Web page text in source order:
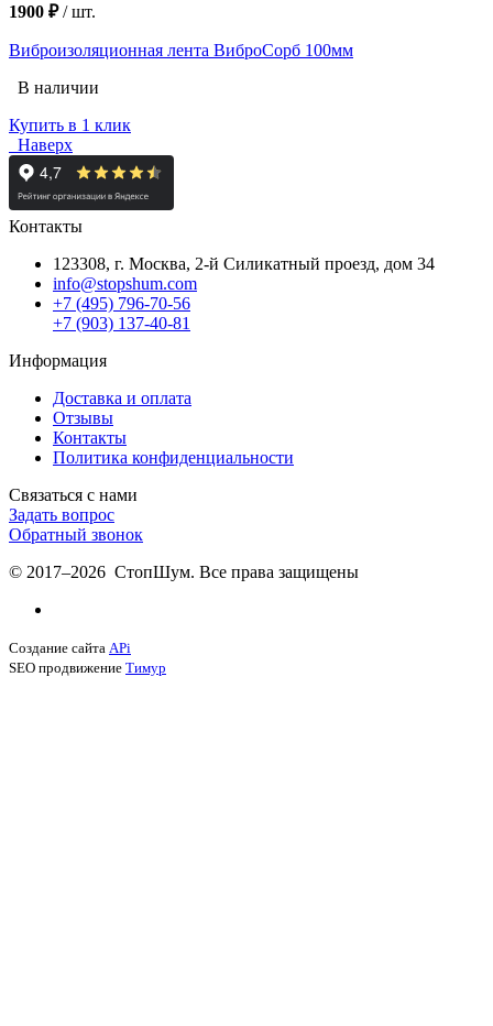
1900 ₽/шт.
Виброизоляционная лента ВиброСорб 100мм
В наличии
Купить в 1 клик
Наверх
Контакты
123308, г. Москва, 2-й Силикатный проезд, дом 34
info@stopshum.com
+7 (495) 796-70-56
+7 (903) 137-40-81
Информация
Доставка и оплата
Отзывы
Контакты
Политика конфиденциальности
Связаться с нами
Задать вопрос
Обратный звонок
© 2017–2026 СтопШум. Все права защищены
Создание сайта APi
SEO продвижение Тимур